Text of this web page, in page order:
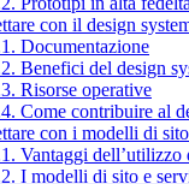
con il design
Documentazione
Benefici del design
Risorse operative
Come contribuire al
con i modelli di
Vantaggi dell’utilizzo
I modelli di sito e